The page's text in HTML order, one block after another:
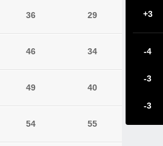
36 29
46 34
49 40
54 55
+3
-4
-3
-3